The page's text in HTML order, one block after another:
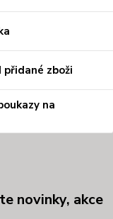
přidané zboži
na
novinky, akce